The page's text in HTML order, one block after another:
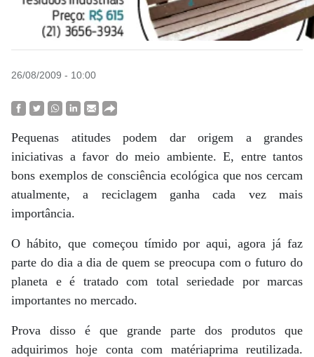
26/08/2009 - 10:00
Pequenas atitudes podem dar origem a grandes
iniciativas a favor do meio ambiente. E, entre tantos
bons exemplos de consciência ecológica que nos cercam
atualmente, a reciclagem ganha cada vez mais
importância.
O hábito, que começou tímido por aqui, agora já faz
parte do dia a dia de quem se preocupa com o futuro do
planeta e é tratado com total seriedade por marcas
importantes no mercado.
Prova disso é que grande parte dos produtos que
adquirimos hoje conta com matériaprima reutilizada.